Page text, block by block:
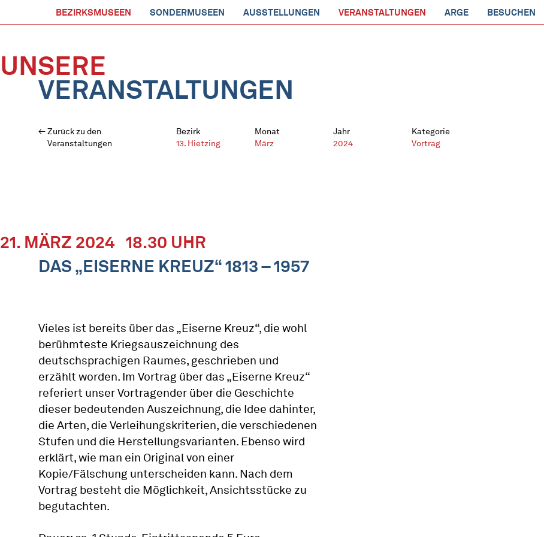
BEZIRKSMUSEEN SONDERMUSEEN AUSSTELLUNGEN VERANSTALTUNGEN ARGE BESUCHEN
UNSERE
VERANSTALTUNGEN
Zurück zu den
Veranstaltungen
Bezirk
13. Hietzing
Monat
März
Jahr
2024
Kategorie
Vortrag
21. MÄRZ 2024 18.30 UHR
DAS „EISERNE KREUZ“ 1813 – 1957
Vieles ist bereits über das „Eiserne Kreuz“, die wohl
berühmteste Kriegsauszeichnung des
deutschsprachigen Raumes, geschrieben und
erzählt worden. Im Vortrag über das „Eiserne Kreuz“
referiert unser Vortragender über die Geschichte
dieser bedeutenden Auszeichnung, die Idee dahinter,
die Arten, die Verleihungskriterien, die verschiedenen
Stufen und die Herstellungsvarianten. Ebenso wird
erklärt, wie man ein Original von einer
Kopie/Fälschung unterscheiden kann. Nach dem
Vortrag besteht die Möglichkeit, Ansichtsstücke zu
begutachten.